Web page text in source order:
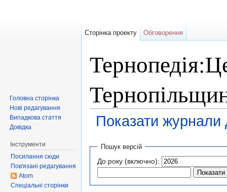
Показати журнали
Пошук версій
До року (включно):
Сторінка проекту Обговорення
Головна сторінка
Нові редагування
Випадкова стаття
Довідка
Інструменти
Посилання сюди
Пов'язані редагування
Atom
Спеціальні сторінки